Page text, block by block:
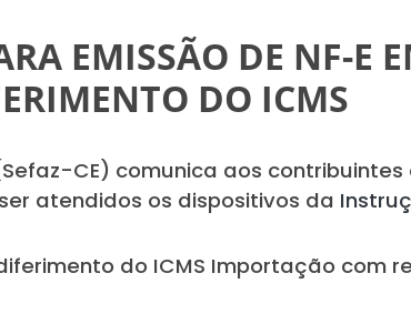
EMISSÃO DE NF-E
DO ICMS
CE) comunica aos
atendidos os dispositivos da
do ICMS Importação com